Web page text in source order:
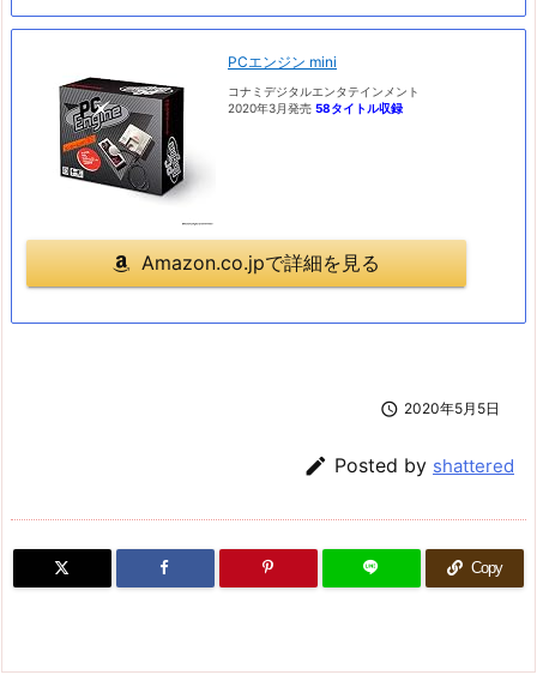
PCエンジン mini
コナミデジタルエンタテインメント
2020年3月発売 58タイトル収録
Amazon.co.jpで詳細を見る
 2020年5月5日
 Posted by shattered
Copy